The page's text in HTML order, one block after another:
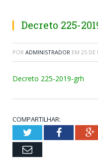
Decreto 225-
POR ADMINISTRADOR EM 25 DE
Decreto 225-2019-grh
COMPARTILHAR:
TwitterFacebook
Email